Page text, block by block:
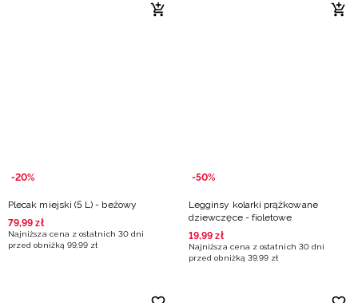
-20%
Plecak miejski (5 L) - beżowy
79,99 zł
Najniższa cena z ostatnich 30 dni
przed obniżką 99,99 zł
-50%
Legginsy kolarki prążkowane
dziewczęce - fioletowe
19,99 zł
Najniższa cena z ostatnich 30 dni
przed obniżką 39,99 zł